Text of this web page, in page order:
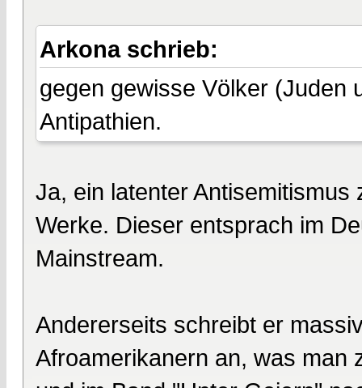
Arkona schrieb:
gegen gewisse Völker (Juden
Antipathien.
Ja, ein latenter
Werke. Dieser entsprach im
Mainstream.
Andererseits schreibt er
Afroamerikanern an, was man